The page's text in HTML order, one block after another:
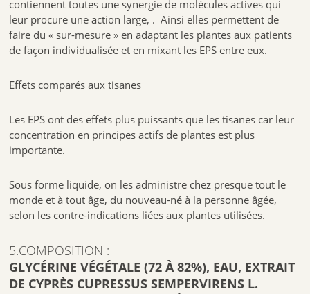
contiennent toutes une synergie de molécules actives qui
leur procure une action large, . Ainsi elles permettent de
faire du « sur-mesure » en adaptant les plantes aux patients
de façon individualisée et en mixant les EPS entre eux.
Effets comparés aux tisanes
Les EPS ont des effets plus puissants que les tisanes car leur
concentration en principes actifs de plantes est plus
importante.
Sous forme liquide, on les administre chez presque tout le
monde et à tout âge, du nouveau-né à la personne âgée,
selon les contre-indications liées aux plantes utilisées.
5.COMPOSITION :
GLYCÉRINE VÉGÉTALE (72 À 82%), EAU, EXTRAIT
DE CYPRÈS CUPRESSUS SEMPERVIRENS L.